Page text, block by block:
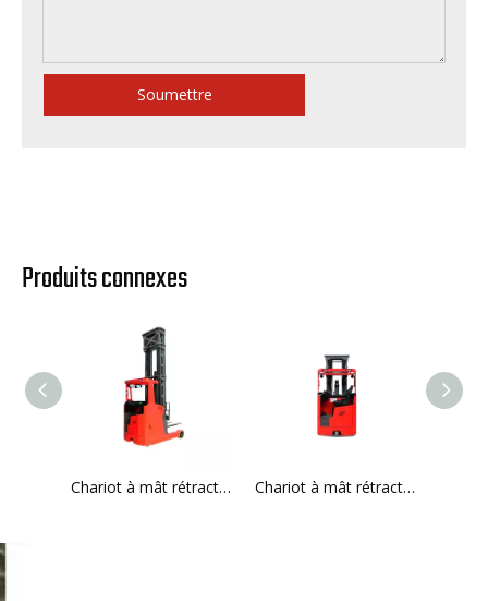
Soumettre
Produits connexes
Chariot à mât rétractable électrique assis 2,5 T MFZ25 Chariot à mât rétractable électrique assis 1,6/2,0 T MFZ16/MFZ20